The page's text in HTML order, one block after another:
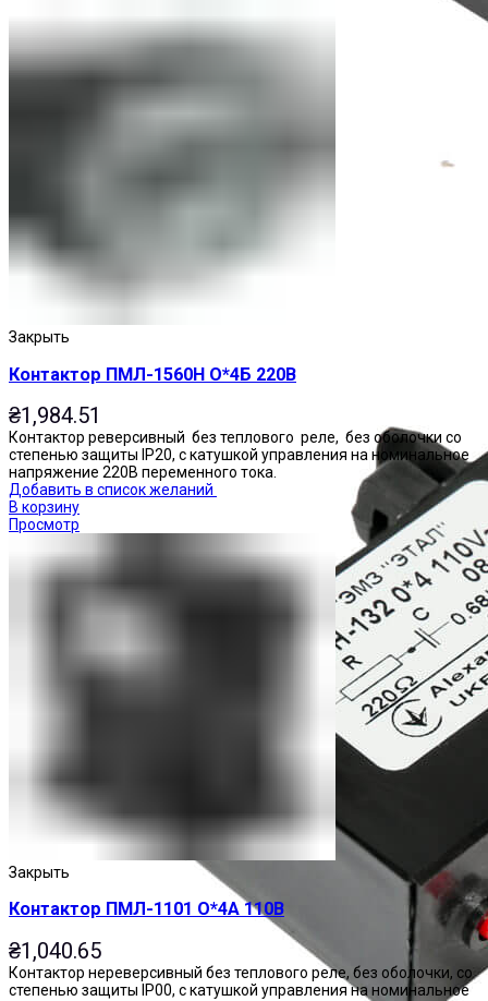
Закрыть
Контактор ПМЛ-1560Н О*4Б 220В
₴1,984.51
Контактор реверсивный без теплового реле, без оболочки со
степенью защиты IP20, с катушкой управления на номинальное
напряжение 220В переменного тока.
Добавить в список желаний
В корзину
Просмотр
Закрыть
Контактор ПМЛ-1101 О*4А 110В
₴1,040.65
Контактор нереверсивный без теплового реле, без оболочки, со
степенью защиты IP00, с катушкой управления на номинальное